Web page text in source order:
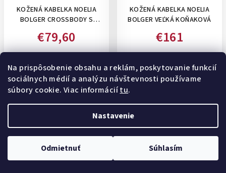
Na prispôsobenie obsahu a reklám, poskytovanie funkcií
sociálnych médií a analýzu návštevnosti používame
súbory cookie. Viac informáciítu.
Nastavenie
Odmietnuť Súhlasím
KOŽENÁ KABELKA NOELIA
BOLGER CROSSBODY S
KOŇAKOVÁ
€79,60
€88,45 (–10 %)
Skladom u dodávateľa (3-4
dni)
KOŽENÁ KABELKA NOELIA
BOLGER VEĽKÁ KOŇAKOVÁ
€161
€179 (–10 %)
Skladom(1 ks)
Akcia Akcia